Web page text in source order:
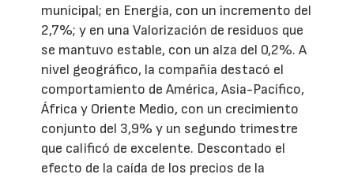
municipal; en Energía, con un incremento del
2,7%; y en una Valorización de residuos que
se mantuvo estable, con un alza del 0,2%. A
nivel geográfico, la compañía destacó el
comportamiento de América, Asia-Pacífico,
África y Oriente Medio, con un crecimiento
conjunto del 3,9% y un segundo trimestre
que calificó de excelente. Descontado el
efecto de la caída de los precios de la